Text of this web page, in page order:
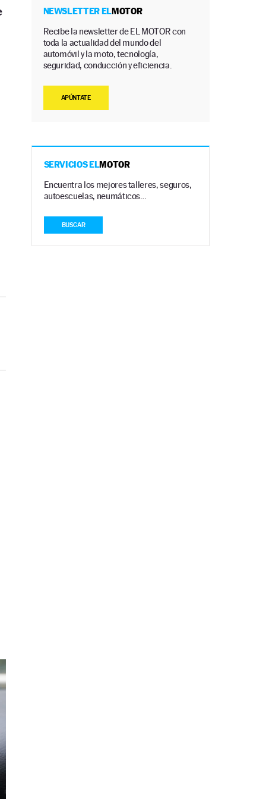
NEWSLETTER ELMOTOR
Recibe la newsletter de EL MOTOR con
toda la actualidad del mundo del
automóvil y la moto, tecnología,
seguridad, conducción y eficiencia.
APÚNTATE
SERVICIOS ELMOTOR
Encuentra los mejores talleres, seguros,
autoescuelas, neumáticos…
BUSCAR